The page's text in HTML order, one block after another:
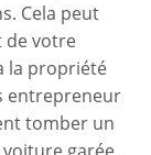
Cela peut
de votre
la propriété
entrepreneur
tomber un